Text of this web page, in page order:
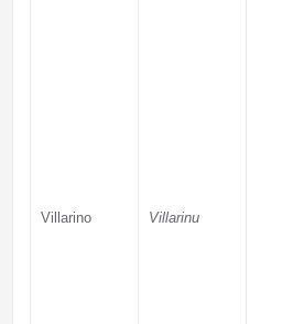
Villarino Villarinu